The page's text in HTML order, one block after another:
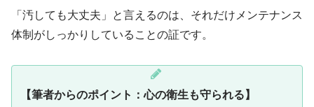
「汚しても大丈夫」と言えるのは、それだけメンテナンス
体制がしっかりしていることの証です。
【筆者からのポイント：心の衛生も守られる】